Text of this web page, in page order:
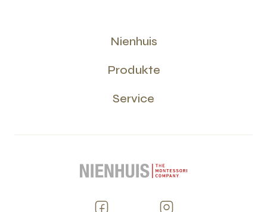
Nienhuis
Produkte
Service